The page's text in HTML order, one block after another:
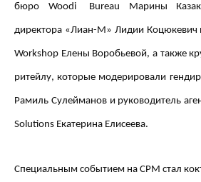
бюро Woodi Bureau Марины
директора «Лиан-М» Лидии Коцюкевич
Workshop Елены Воробьевой, а также
ритейлу, которые модерировали
Рамиль Сулейманов и руководитель
Solutions Екатерина Елисеева.
Специальным событием на CPM стал